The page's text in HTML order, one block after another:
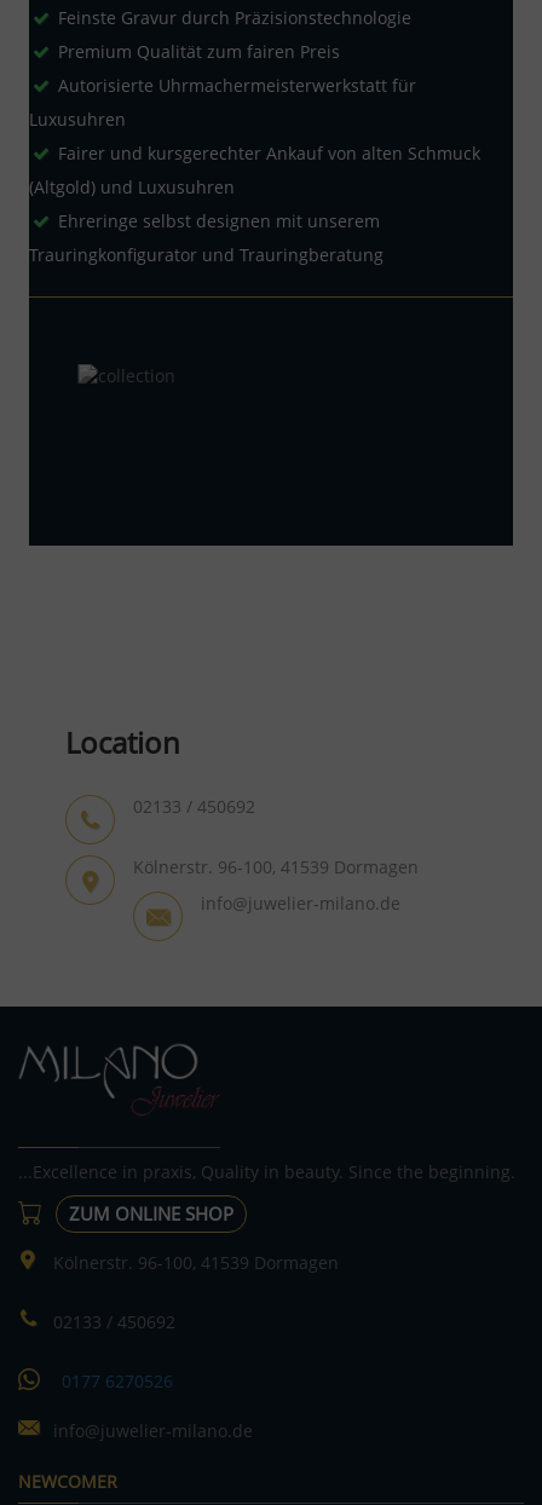
Feinste Gravur durch Präzisionstechnologie
Premium Qualität zum fairen Preis
Autorisierte Uhrmachermeisterwerkstatt für
Luxusuhren
Fairer und kursgerechter Ankauf von alten Schmuck
(Altgold) und Luxusuhren
Ehreringe selbst designen mit unserem
Trauringkonfigurator und Trauringberatung
Location
02133 / 450692
Kölnerstr. 96-100, 41539 Dormagen
info@juwelier-milano.de
...Excellence in praxis, Quality in beauty. Since the beginning.
ZUM ONLINE SHOP
Kölnerstr. 96-100, 41539 Dormagen
02133 / 450692
0177 6270526
info@juwelier-milano.de
NEWCOMER